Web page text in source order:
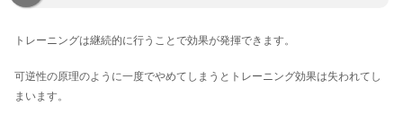
トレーニングは継続的に行うことで効果が発揮できます。
可逆性の原理のように一度でやめてしまうとトレーニング効果は失われてし
まいます。